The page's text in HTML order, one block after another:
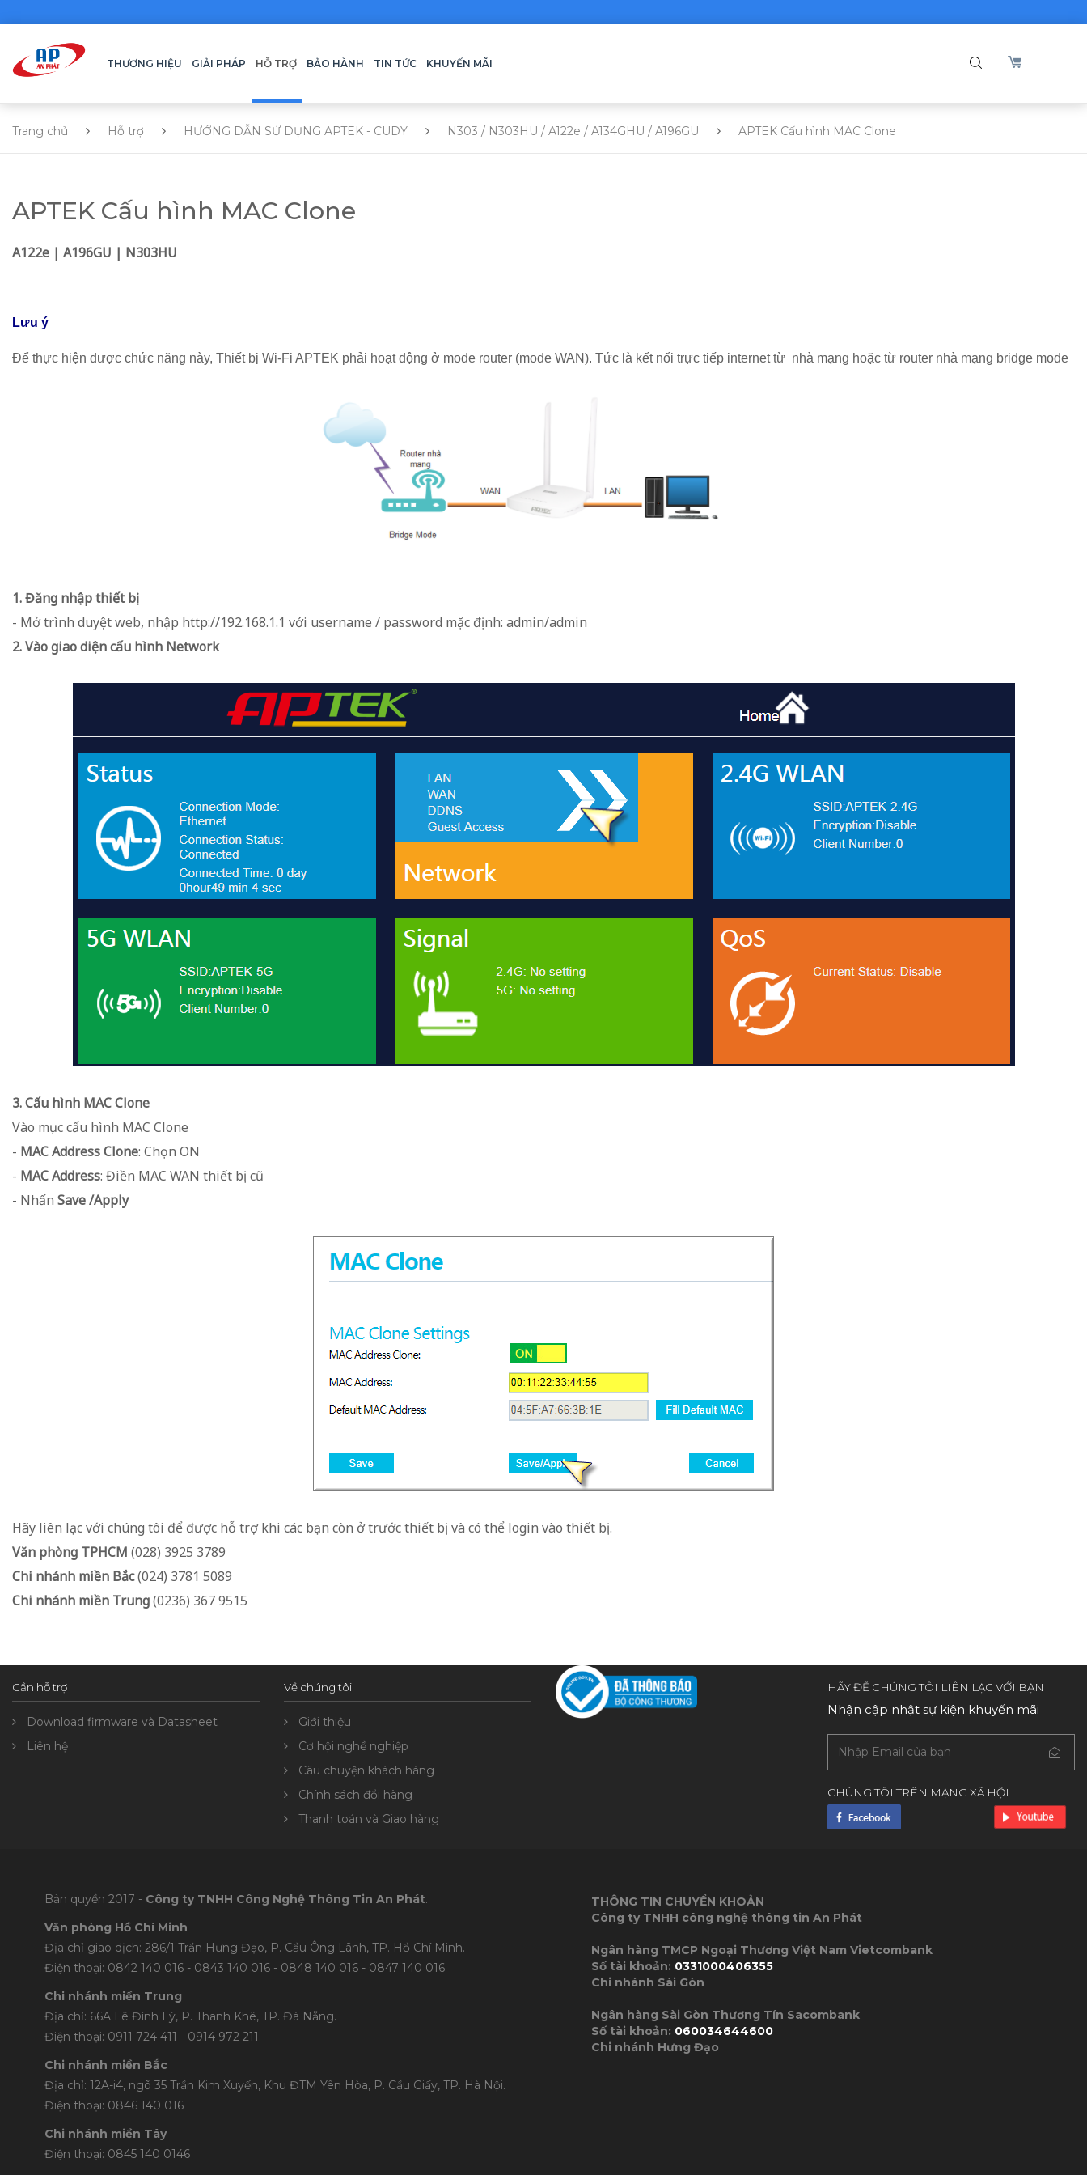
THƯƠNG HIỆU GIẢI PHÁP HỖ TRỢ BẢO HÀNH TIN TỨC KHUYẾN MÃI
Trang chủ Hỗ trợ HƯỚNG DẪN SỬ DỤNG APTEK - CUDY N303 / N303HU / A122e / A134GHU / A196GU APTEK Cấu hình MAC Clone
APTEK Cấu hình MAC Clone
A122e | A196GU | N303HU
Lưu ý
Để thực hiện được chức năng này, Thiết bị Wi-Fi APTEK phải hoạt động ở mode router (mode WAN). Tức là kết nối trực tiếp internet từ nhà mạng hoặc từ router nhà mạng bridge mode
1. Đăng nhập thiết bị
- Mở trình duyệt web, nhập http://192.168.1.1 với username / password mặc định: admin/admin
2. Vào giao diện cấu hình Network
3. Cấu hình MAC Clone
Vào mục cấu hình MAC Clone
- MAC Address Clone: Chọn ON
- MAC Address: Điền MAC WAN thiết bị cũ
- Nhấn Save /Apply
Hãy liên lạc với chúng tôi để được hỗ trợ khi các bạn còn ở trước thiết bị và có thể login vào thiết bị.
Văn phòng TPHCM (028) 3925 3789
Chi nhánh miền Bắc(024) 3781 5089
Chi nhánh miền Trung(0236) 367 9515
Cần hỗ trợ
Download firmware và Datasheet
Liên hệ
Về chúng tôi
Giới thiệu
Cơ hội nghề nghiệp
Câu chuyện khách hàng
Chính sách đổi hàng
Thanh toán và Giao hàng
HÃY ĐỂ CHÚNG TÔI LIÊN LẠC VỚI BẠN
Nhận cập nhật sự kiện khuyến mãi
CHÚNG TÔI TRÊN MẠNG XÃ HỘI
Bản quyền 2017 - Công ty TNHH Công Nghệ Thông Tin An Phát.
Văn phòng Hồ Chí Minh
Địa chỉ giao dịch: 286/1 Trần Hưng Đạo, P. Cầu Ông Lãnh, TP. Hồ Chí Minh.
Điện thoại: 0842 140 016 - 0843 140 016 - 0848 140 016 - 0847 140 016
Chi nhánh miền Trung
Địa chỉ: 66A Lê Đình Lý, P. Thanh Khê, TP. Đà Nẵng.
Điện thoại: 0911 724 411 - 0914 972 211
Chi nhánh miền Bắc
Địa chỉ: 12A-i4, ngõ 35 Trần Kim Xuyến, Khu ĐTM Yên Hòa, P. Cầu Giấy, TP. Hà Nội.
Điện thoại: 0846 140 016
Chi nhánh miền Tây
Điện thoại: 0845 140 0146
THÔNG TIN CHUYỂN KHOẢN
Công ty TNHH công nghệ thông tin An Phát
Ngân hàng TMCP Ngoại Thương Việt Nam Vietcombank
Số tài khoản: 0331000406355
Chi nhánh Sài Gòn
Ngân hàng Sài Gòn Thương Tín Sacombank
Số tài khoản: 060034644600
Chi nhánh Hưng Đạo